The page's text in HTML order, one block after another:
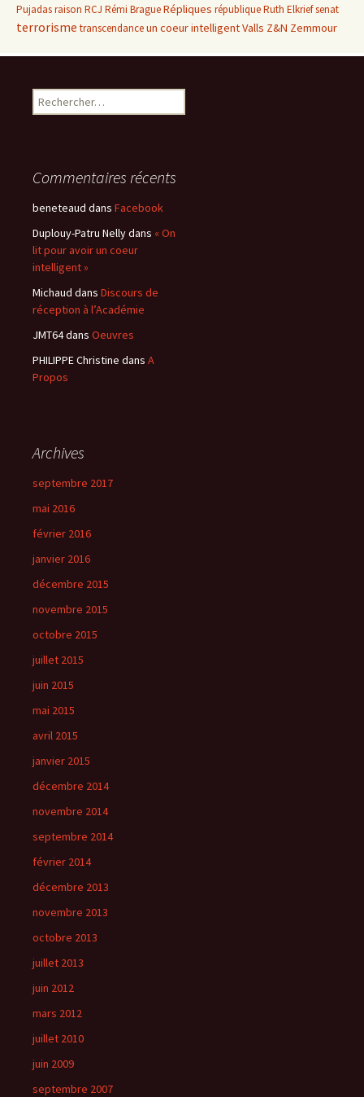
Pujadasraison RCJ Rémi BragueRépliques républiqueRuth Elkriefsenat
terrorisme transcendanceun coeur intelligentValls Z&N Zemmour
Rechercher :
Commentaires récents
beneteaud dans Facebook
Duplouy-Patru Nellydans « On
lit pour avoir un coeur
intelligent »
Michaud dans Discours de
réception à l’Académie
JMT64dans Oeuvres
PHILIPPE Christine dans A
Propos
Archives
septembre 2017
mai 2016
février 2016
janvier 2016
décembre 2015
novembre 2015
octobre 2015
juillet 2015
juin 2015
mai 2015
avril 2015
janvier 2015
décembre 2014
novembre 2014
septembre 2014
février 2014
décembre 2013
novembre 2013
octobre 2013
juillet 2013
juin 2012
mars 2012
juillet 2010
juin 2009
septembre 2007